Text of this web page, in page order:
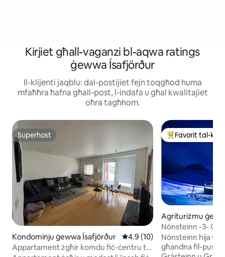
Kirjiet għall-vaganzi bl-aqwa ratings
ġewwa Ísafjörður
Il-klijenti jaqblu: dal-postijiet fejn toqgħod huma
mfaħħra ħafna għall-post, l-indafa u għal kwalitajiet
oħra tagħhom.
Superhost
Superhost
Kondominju ġewwa Ísafjörður Rating medju ta' 4.9 minn 5,
4.9 (10)
Appartament żgħir komdu fiċ-ċentru ta'
Wieħed mill-
Favorit tal-
Agrituriżmu
darfjörður
Nónsteinn hija
għandna fil-pussess